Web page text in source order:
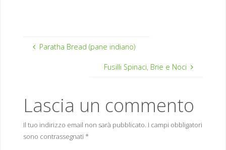
Paratha Bread (pane indiano)
Fusilli Spinaci, Brie e Noci
Lascia un commento
Il tuo indirizzo email non sarà pubblicato. I campi obbligatori
sono contrassegnati *